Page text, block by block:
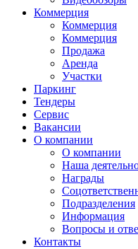
Коммерция
Коммерция
Коммерция
Продажа
Аренда
Участки
Паркинг
Тендеры
Сервис
Вакансии
О компании
О компании
Наша
Награды
Подразделения
Информация
Вопросы и
Контакты